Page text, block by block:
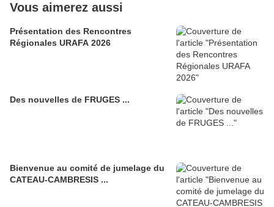
Vous aimerez aussi
Présentation des Rencontres
Régionales URAFA 2026
Des nouvelles de FRUGES ...
Bienvenue au comité de jumelage du
CATEAU-CAMBRESIS ...